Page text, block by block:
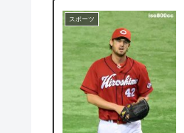
スポーツ